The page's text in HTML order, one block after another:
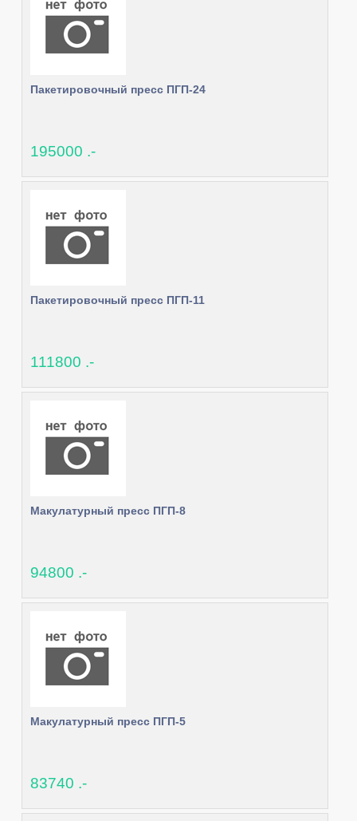
Пакетировочный пресс ПГП-24
195000 .-
Пакетировочный пресс ПГП-11
111800 .-
Макулатурный пресс ПГП-8
94800 .-
Макулатурный пресс ПГП-5
83740 .-